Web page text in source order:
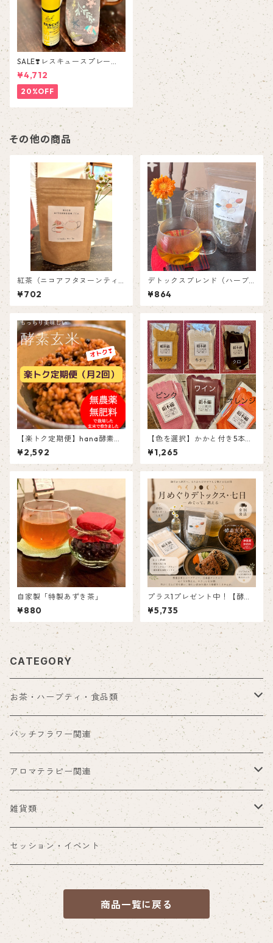
SALE❣️レスキュースプレー
【布ボトルカバー付き】
¥4,712
20%OFF
その他の商品
紅茶（ニコアフタヌーンティ
ー／リーフタイプ）
¥702
デトックスブレンド（ハーブ
ティー／ティーバック）
¥864
【楽トク定期便】hana酵素玄
米(7個パック)月2回
¥2,592
【色を選択】かかと付き5本指
ソックス［絹木綿］
¥1,265
自家製「特製あずき茶」
¥880
プラス1プレゼント中！【酵素
玄米スペシャルセット】月め
ぐりデトックス・七日 — めぐ
って、調える —
¥5,735
CATEGORY
お茶・ハーブティ・食品類
hanaオリジナル商品
ハーブティー類
食品ほか
バッチフラワー関連
アロマテラピー関連
アロマ雑貨
ブレンド精油
雑貨類
その他雑貨
セッション・イベント
商品一覧に戻る